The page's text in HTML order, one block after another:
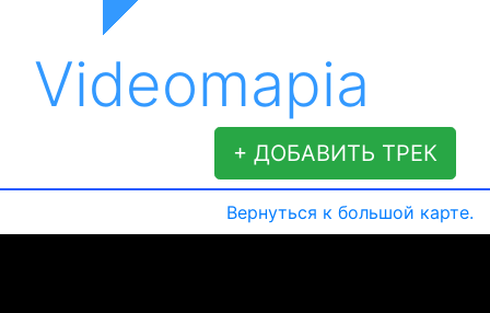
Videomapia
+ ДОБАВИТЬ ТРЕК
Вернуться к большой карте.